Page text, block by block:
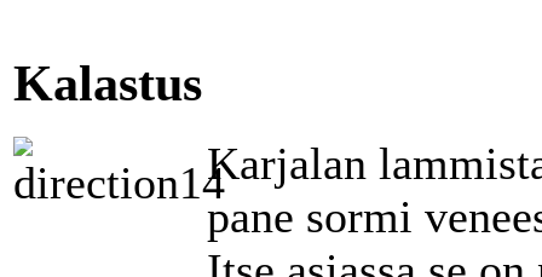
Kalastus
Karjalan
pane sormi